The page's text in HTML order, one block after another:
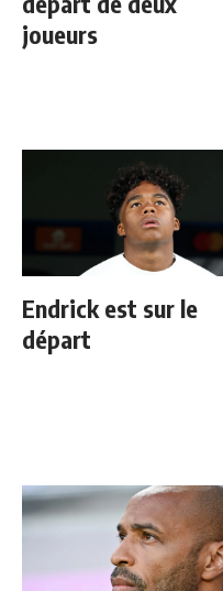
joueurs
Endrick est sur le
départ